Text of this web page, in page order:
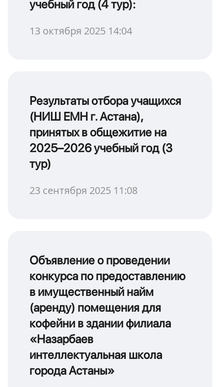
учебный год (4 тур):
13 октября 2025 14:04
Результаты отбора учащихся
(НИШ ЕМН г. Астана),
принятых в общежитие на
2025–2026 учебный год (3
тур)
23 сентября 2025 11:08
Объявление о проведении
конкурса по предоставлению
в имущественный найм
(аренду) помещения для
кофейни в здании филиала
«Назарбаев
интеллектуальная школа
города Астаны»